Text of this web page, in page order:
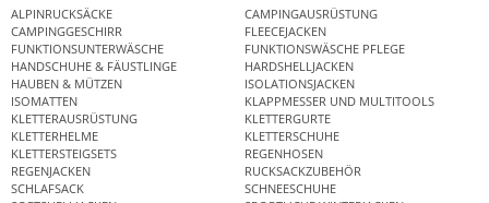
ALPINRUCKSÄCKE
CAMPINGAUSRÜSTUNG
CAMPINGGESCHIRR
FLEECEJACKEN
FUNKTIONSUNTERWÄSCHE
FUNKTIONSWÄSCHE PFLEGE
HANDSCHUHE & FÄUSTLINGE
HARDSHELLJACKEN
HAUBEN & MÜTZEN
ISOLATIONSJACKEN
ISOMATTEN
KLAPPMESSER UND MULTITOOLS
KLETTERAUSRÜSTUNG
KLETTERGURTE
KLETTERHELME
KLETTERSCHUHE
KLETTERSTEIGSETS
REGENHOSEN
REGENJACKEN
RUCKSACKZUBEHÖR
SCHLAFSACK
SCHNEESCHUHE